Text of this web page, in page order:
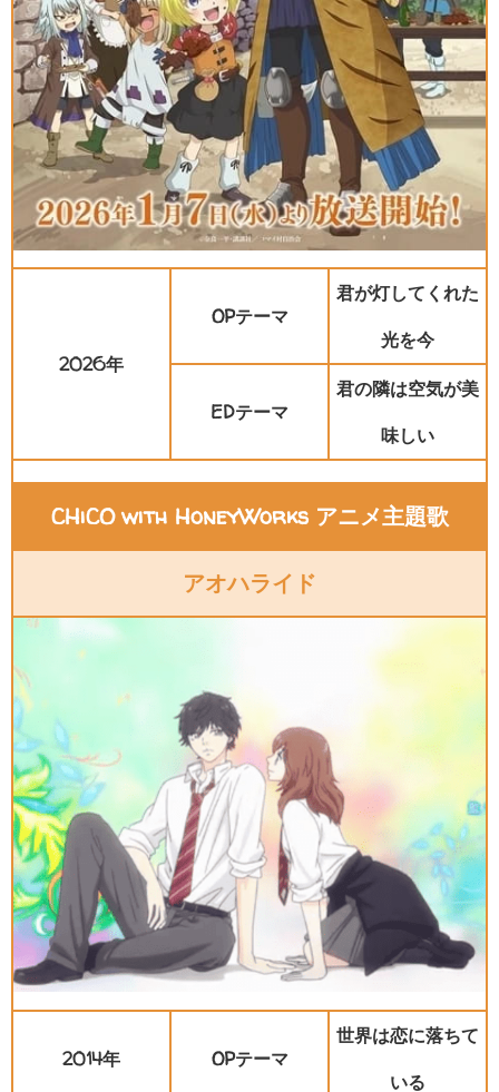
2026年
OPテーマ
君が灯してくれた
光を今
EDテーマ
君の隣は空気が美
味しい
CHiCO with HoneyWorks アニメ主題歌
アオハライド
2014年 OPテーマ
世界は恋に落ちて
いる